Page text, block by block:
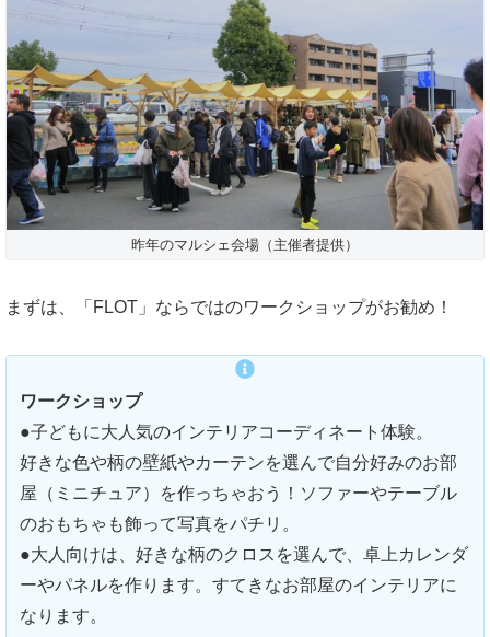
昨年のマルシェ会場（主催者提供）
まずは、「FLOT」ならではのワークショップがお勧め！
ワークショップ
●子どもに大人気のインテリアコーディネート体験。
好きな色や柄の壁紙やカーテンを選んで自分好みのお部
屋（ミニチュア）を作っちゃおう！ソファーやテーブル
のおもちゃも飾って写真をパチリ。
●大人向けは、好きな柄のクロスを選んで、卓上カレンダ
ーやパネルを作ります。すてきなお部屋のインテリアに
なります。